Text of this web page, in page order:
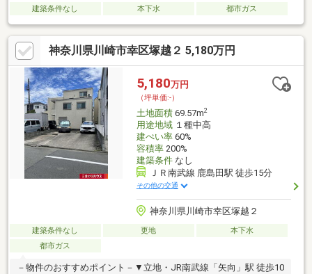
建築条件なし 本下水 都市ガス
神奈川県川崎市幸区塚越２ 5,180万円
5,180万円
（坪単価:-）
土地面積69.57m2
用途地域１種中高
建ぺい率60%
容積率200%
建築条件なし
ＪＲ南武線 鹿島田駅 徒歩15分
その他の交通
神奈川県川崎市幸区塚越２
建築条件なし 更地
本下水
都市ガス
－物件のおすすめポイント－▼立地・JR南武線「矢向」駅 徒歩10